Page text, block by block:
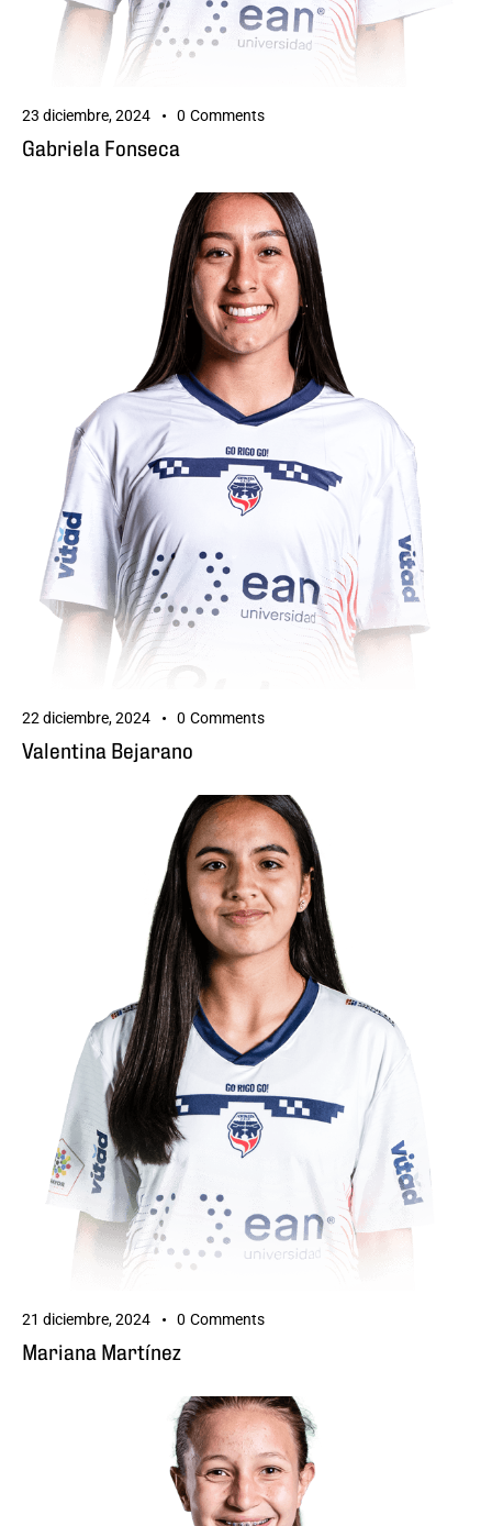
23 diciembre, 2024 0 Comments
Gabriela Fonseca
22 diciembre, 2024 0 Comments
Valentina Bejarano
21 diciembre, 2024 0 Comments
Mariana Martínez